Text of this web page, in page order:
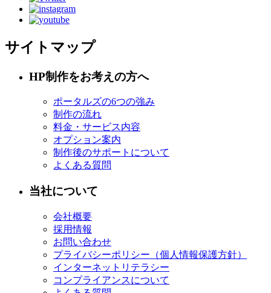
サイトマップ
HP制作をお考えの方へ
ポータルズの6つの強み
制作の流れ
料金・サービス内容
オプション案内
制作後のサポートについて
よくある質問
当社について
会社概要
採用情報
お問い合わせ
プライバシーポリシー（個人情報保護方針）
インターネットリテラシー
コンプライアンスについて